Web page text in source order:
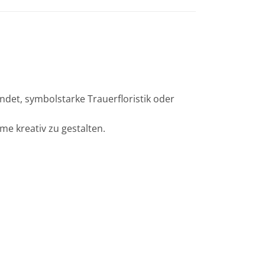
symbolstarke Trauerfloristik oder
kreativ zu gestalten.